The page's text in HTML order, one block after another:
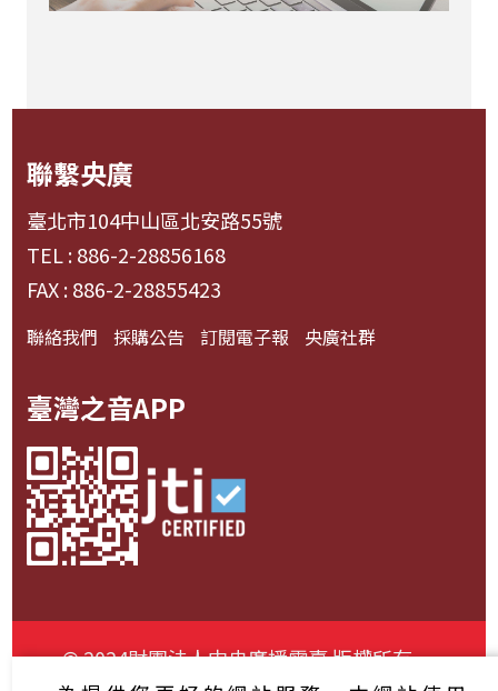
聯繫央廣
臺北市104中山區北安路55號
TEL : 886-2-28856168
FAX : 886-2-28855423
聯絡我們 採購公告 訂閱電子報 央廣社群
臺灣之音APP
© 2024財團法人中央廣播電臺 版權所有